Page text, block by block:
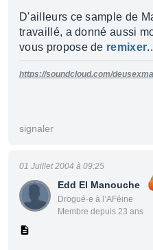
D'ailleurs ce sample de
travaillé, a donné aussi
vous propose de remixer
https://soundcloud.com/
signaler
Edd El Manouche
Drogué·e à l’AFéine
Membre depuis 23 ans
01 Juillet 2004 à 09:25